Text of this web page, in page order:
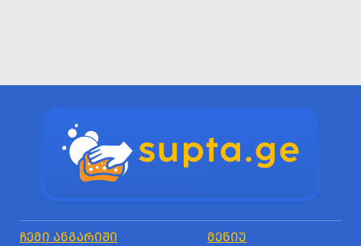
ᲩᲔᲛᲘ ᲐᲜᲒᲐᲠᲘᲨᲘ ᲛᲔᲜᲘᲣ